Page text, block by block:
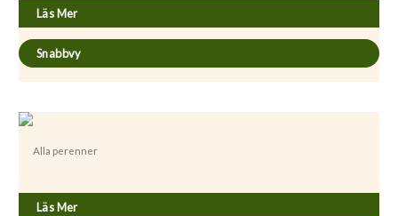
Läs Mer
Snabbvy
Alla perenner
Läs Mer